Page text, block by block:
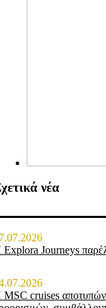
νέα
Explora Journeys
cruises